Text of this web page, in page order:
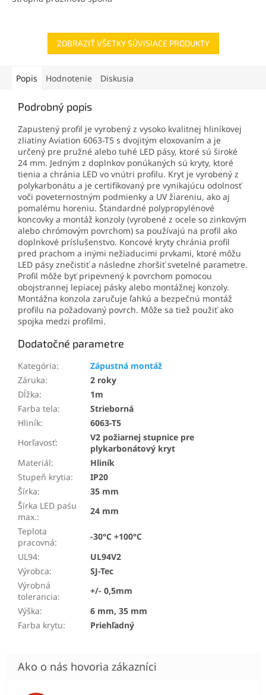
ZOBRAZIŤ VŠETKY SÚVISIACE PRODUKTY
Popis Hodnotenie Diskusia
Podrobný popis
Zapustený profil je vyrobený z vysoko kvalitnej hliníkovej
zliatiny Aviation 6063-T5 s dvojitým eloxovaním a je
určený pre pružné alebo tuhé LED pásy, ktoré sú široké
24 mm. Jedným z doplnkov ponúkaných sú kryty, ktoré
tienia a chránia LED vo vnútri profilu. Kryt je vyrobený z
polykarbonátu a je certifikovaný pre vynikajúcu odolnosť
voči poveternostným podmienky a UV žiareniu, ako aj
pomalému horeniu. Štandardné polypropylénové
koncovky a montáž konzoly (vyrobené z ocele so zinkovým
alebo chrómovým povrchom) sa používajú na profil ako
doplnkové príslušenstvo. Koncové kryty chránia profil
pred prachom a inými nežiaducimi prvkami, ktoré môžu
LED pásy znečistiť a následne zhoršiť svetelné parametre.
Profil môže byť pripevnený k povrchom pomocou
obojstrannej lepiacej pásky alebo montážnej konzoly.
Montážna konzola zaručuje ľahkú a bezpečnú montáž
profilu na požadovaný povrch. Môže sa tiež použiť ako
spojka medzi profilmi.
Dodatočné parametre
Kategória:
Zápustná montáž
Záruka:
2 roky
Dĺžka:
1m
Farba tela:
Strieborná
Hliník:
6063-T5
Horľavosť:
V2 požiarnej stupnice pre
plykarbonátový kryt
Materiál:
Hliník
Stupeň krytia:
IP20
Šírka:
35 mm
Šírka LED paśu
max.:
24 mm
Teplota
pracovná:
-30°C +100°C
UL94:
UL94V2
Výrobca:
SJ-Tec
Výrobná
tolerancia:
+/- 0,5mm
Výška:
6 mm, 35 mm
Farba krytu: Priehľadný